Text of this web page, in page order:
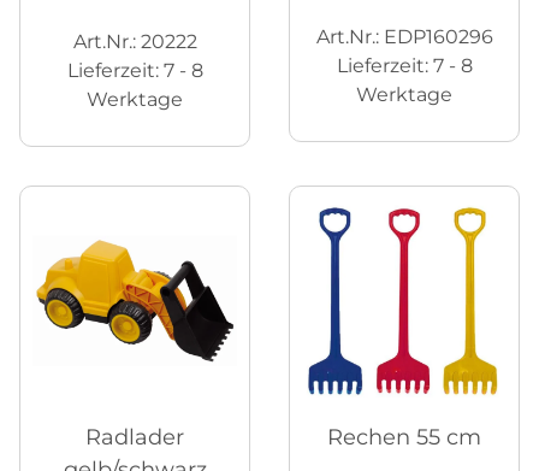
Art.Nr.: 20222
Lieferzeit: 7 - 8
Werktage
Art.Nr.: EDP160296
Lieferzeit: 7 - 8
Werktage
Radlader
Rechen 55 cm